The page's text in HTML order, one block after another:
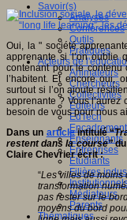
Savoir(s)
Analyses
Conférences
Outils
Pratiques
Acteurs de
Animateurs
Chercheurs
Collectivités
Editeurs
EdTech
Encadrement
Enseignants
Entreprises
Etudiants
Filières
Médiateurs
Parents
Thématiques
Oui, la " société
apprenante si l’on oublie
contenant pour le contenu
l’habitent. Et encore oui,
surtout si l’on ajoute
apprenante ? Vous l’aurez
besoin de vous pour nous
Dans un articleintitulé “
restent dans la course”
Claire Chevrier écrit :
“Les villes de moins
transformation
pas rester sur le
moyens du bord